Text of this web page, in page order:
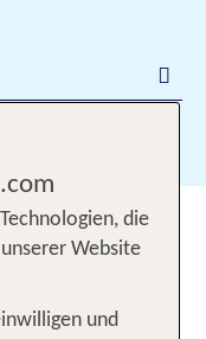
der Sonne
die
Website
und